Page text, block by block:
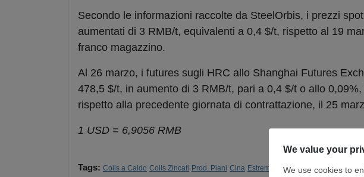
Secondo le informazioni raccolte da SteelOrbis, i prezzi
aumentati di 3 RMB/t, equivalenti a 0,4 $/t, rispetto al 19
franco magazzino.
Al 26 marzo, i futures sugli HRC allo Shanghai Futures
478,5 $/t, in aumento di 3 RMB/t, pari a 0,4 $/t o allo
rispetto alla precedente giornata di contrattazione, il 25
1 USD = 6,9056 RMB
Tags: Coils a Caldo Coils Zincati Prod. Piani Cina Estremo Oriente Prod. Siderurgica